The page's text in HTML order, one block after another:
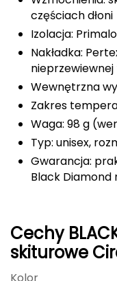
Grand Trunk
Gregory
Grivel
Gumbies
HMS
HMS PREMIUM
częściach dłoni
Izolacja:
Nakładka:
Wewnętrzna
Zakres
Waga: 98 g
Typ: unisex,
Gwarancja:
Black Diamond
Cechy
skiturowe
niebieskie r. M
Kolor